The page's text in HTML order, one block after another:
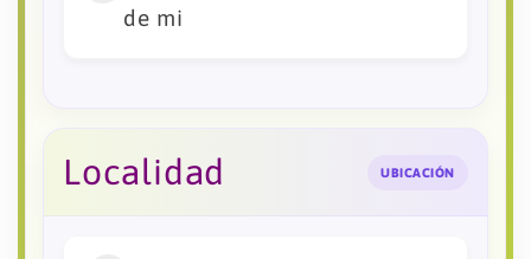
de mi
Localidad UBICACIÓN